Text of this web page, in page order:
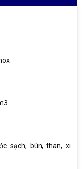
sạch, bùn, than, xi